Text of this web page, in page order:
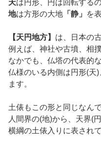
天は円形、円は回転する
地は方形の大地「静」 を
【天円地方】 は、日本の
例えば、神社や古墳、相
なかでも、仏塔の代表的
仏様のいる内側は円形(天
ます。
土俵もこの形と同じなんで
人間界の(地)から、天界(
横綱の土俵入りに表されて